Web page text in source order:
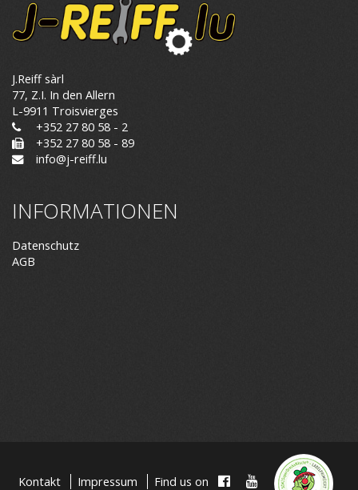
J.Reiff sàrl
77, Z.I. In den Allern
L-9911 Troisvierges
+352 27 80 58 - 2
+352 27 80 58 - 89
info@j-reiff.lu
INFORMATIONEN
Datenschutz
AGB
Kontakt Impressum Find us on